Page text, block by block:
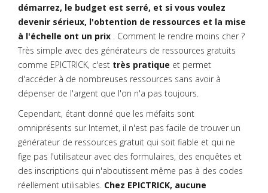
démarrez, le budget est serré, et si vous voulez
devenir sérieux, l'obtention de ressources et la mise
à l'échelle ont un prix . Comment le rendre moins cher ?
Très simple avec des générateurs de ressources gratuits
comme EPICTRICK, c'est très pratique et permet
d'accéder à de nombreuses ressources sans avoir à
dépenser de l'argent que l'on n'a pas toujours.
Cependant, étant donné que les méfaits sont
omniprésents sur Internet, il n'est pas facile de trouver un
générateur de ressources gratuit qui soit fiable et qui ne
fige pas l'utilisateur avec des formulaires, des enquêtes et
des inscriptions qui n'aboutissent même pas à des codes
réellement utilisables. Chez EPICTRICK, aucune